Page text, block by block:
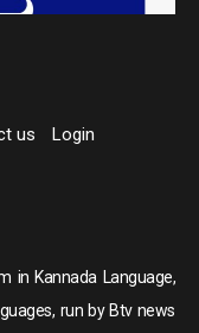
us Login
in Kannada Language,
run by Btv news